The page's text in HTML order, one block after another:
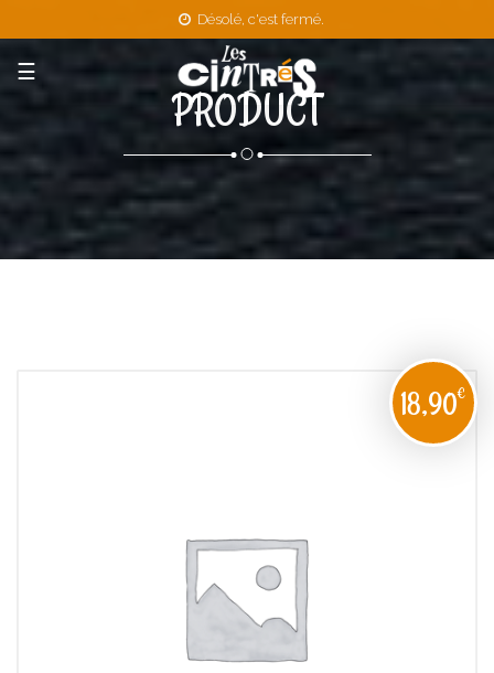
Désolé, c'est fermé.
☰
PRODUCT
18,90€